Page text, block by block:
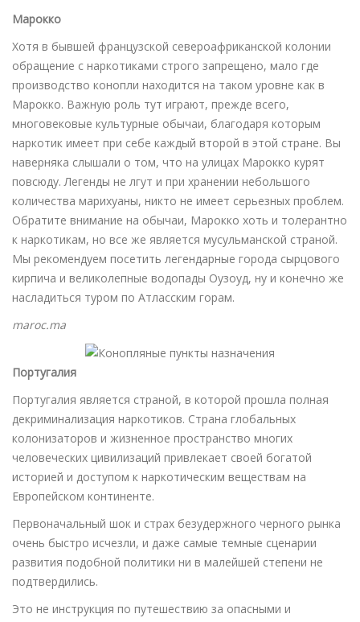
Марокко
Хотя в бывшей французской североафриканской колонии
обращение с наркотиками строго запрещено, мало где
производство конопли находится на таком уровне как в
Марокко. Важную роль тут играют, прежде всего,
многовековые культурные обычаи, благодаря которым
наркотик имеет при себе каждый второй в этой стране. Вы
наверняка слышали о том, что на улицах Марокко курят
повсюду. Легенды не лгут и при хранении небольшого
количества марихуаны, никто не имеет серьезных проблем.
Обратите внимание на обычаи, Марокко хоть и толерантно
к наркотикам, но все же является мусульманской страной.
Мы рекомендуем посетить легендарные города сырцового
кирпича и великолепные водопады Оузоуд, ну и конечно же
насладиться туром по Атласским горам.
maroc.ma
Португалия
Португалия является страной, в которой прошла полная
декриминализация наркотиков. Страна глобальных
колонизаторов и жизненное пространство многих
человеческих цивилизаций привлекает своей богатой
историей и доступом к наркотическим веществам на
Европейском континенте.
Первоначальный шок и страх безудержного черного рынка
очень быстро исчезли, и даже самые темные сценарии
развития подобной политики ни в малейшей степени не
подтвердились.
Это не инструкция по путешествию за опасными и